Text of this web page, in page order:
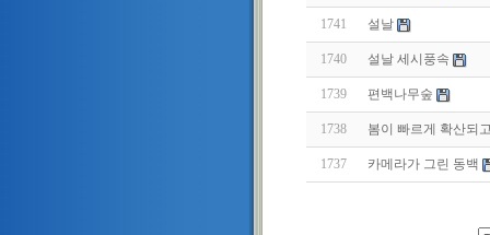
1741 설날
1740 설날 세시풍속
1739 편백나무숲
1738 봄이 빠르게 확산되
1737 카메라가 그린 동백